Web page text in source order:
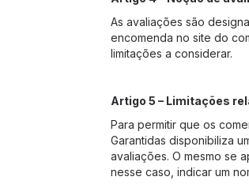
As avaliações são
encomenda no site do
limitações a considerar.
Artigo 5 – Limitações
Para permitir que os
Garantidas disponibiliza
avaliações. O mesmo se
nesse caso, indicar um